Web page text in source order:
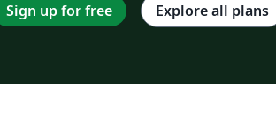
Sign up for free Explore all plans